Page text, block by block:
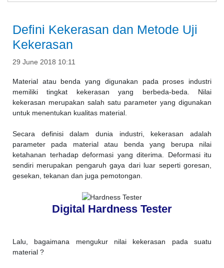
Defini Kekerasan dan Metode Uji
Kekerasan
29 June 2018 10:11
Material atau benda yang digunakan pada proses industri
memiliki tingkat kekerasan yang berbeda-beda. Nilai
kekerasan merupakan salah satu parameter yang digunakan
untuk menentukan kualitas material.
Secara definisi dalam dunia industri, kekerasan adalah
parameter pada material atau benda yang berupa nilai
ketahanan terhadap deformasi yang diterima. Deformasi itu
sendiri merupakan pengaruh gaya dari luar seperti goresan,
gesekan, tekanan dan juga pemotongan.
Digital Hardness Tester
Lalu, bagaimana mengukur nilai kekerasan pada suatu
material ?